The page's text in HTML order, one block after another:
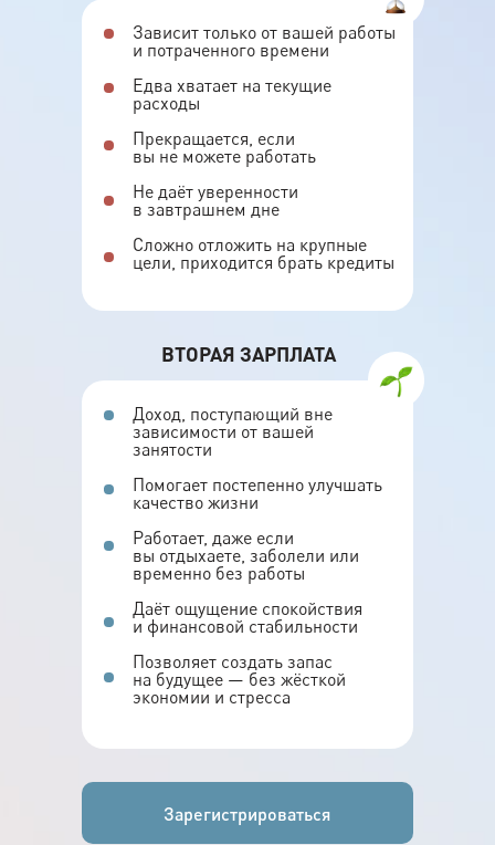
ВТОРАЯ ЗАРПЛАТА
Зарегистрироваться
Доход, поступающий вне
зависимости от вашей
занятости
Помогает постепенно улучшать
качество жизни
Работает, даже если
вы отдыхаете, заболели или
временно без работы
Даёт ощущение спокойствия
и финансовой стабильности
Позволяет создать запас
на будущее — без жёсткой
экономии и стресса
Зависит только от вашей работы
и потраченного времени
Едва хватает на текущие
расходы
Прекращается, если
вы не можете работать
Не даёт уверенности
в завтрашнем дне
Сложно отложить на крупные
цели, приходится брать кредиты